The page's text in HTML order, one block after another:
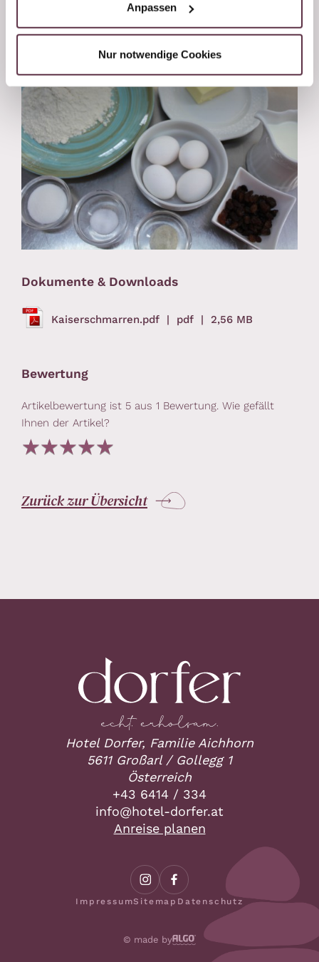
Anpassen
Nur notwendige Cookies
Dokumente & Downloads
Kaiserschmarren.pdf | pdf | 2,56 MB
Bewertung
Artikelbewertung ist 5 aus 1 Bewertung. Wie gefällt
Ihnen der Artikel?
Zurück zur Übersicht
Hotel Dorfer, Familie Aichhorn
5611 Großarl / Gollegg 1
Österreich
+43 6414 / 334
ta.refrod-letoh@ofni
Anreise planen
ImpressumSitemap Datenschutz
© made by